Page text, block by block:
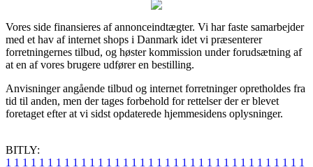
Vores side finansieres af annonceindtægter. Vi har faste samarbejder
med et hav af internet shops i Danmark idet vi præsenterer
forretningernes tilbud, og høster kommission under forudsætning af
at en af vores brugere udfører en bestilling.
Anvisninger angående tilbud og internet forretninger opretholdes fra
tid til anden, men der tages forbehold for rettelser der er blevet
foretaget efter at vi sidst opdaterede hjemmesidens oplysninger.
BITLY:
1 1 1 1 1 1 1 1 1 1 1 1 1 1 1 1 1 1 1 1 1 1 1 1 1 1 1 1 1 1 1 1 1 1 1 1